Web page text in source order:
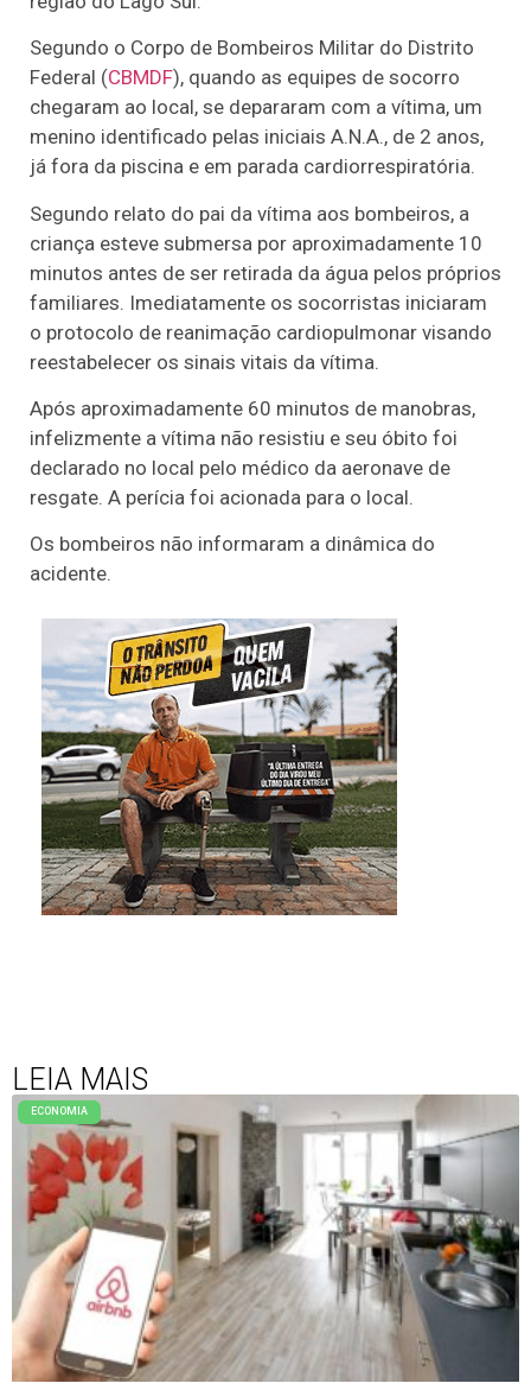
Segundo o Corpo de Bombeiros Militar do Distrito
Federal (CBMDF), quando as equipes de socorro
chegaram ao local, se depararam com a vítima, um
menino identificado pelas iniciais A.N.A., de 2 anos,
já fora da piscina e em parada cardiorrespiratória.
Segundo relato do pai da vítima aos bombeiros, a
criança esteve submersa por aproximadamente 10
minutos antes de ser retirada da água pelos próprios
familiares. Imediatamente os socorristas iniciaram
o protocolo de reanimação cardiopulmonar visando
reestabelecer os sinais vitais da vítima.
Após aproximadamente 60 minutos de manobras,
infelizmente a vítima não resistiu e seu óbito foi
declarado no local pelo médico da aeronave de
resgate. A perícia foi acionada para o local.
Os bombeiros não informaram a dinâmica do
acidente.
LEIA MAIS
ECONOMIA